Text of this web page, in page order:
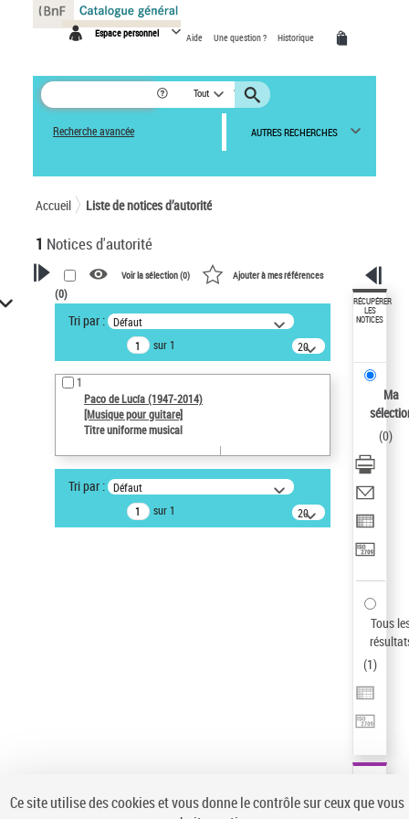
Espace personnel Aide Une question ? Historique
Tout
Recherche avancée AUTRES RECHERCHES
Accueil Liste de notices d’autorité
1 Notices d'autorité
VOTRE RECHERCHE
Recherche avancée dans les
notices d’autorité
Œuvres liées à l'auteur :
Paco de Lucía (1947-2014)
Statut de la notice d’autorité
Notice élémentaire
Sauvegarder votre recherche
Voir la sélection (0) Ajouter à mes références
(0)
Tri par : Défaut
sur 1
20
résultats/page
1
Paco de Lucía (1947-2014)
[Musique pour guitare]
Titre uniforme musical
Tri par : Défaut
sur 1
20
résultats/page
RÉCUPÉRER
LES
NOTICES
Ma
(0)
Tous
(1)
Panneau de gestion des cookies
Ce site utilise des cookies et vous donne le contrôle sur ceux que vous